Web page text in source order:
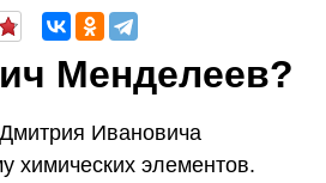
Менделеев?
Ивановича
химических элементов.